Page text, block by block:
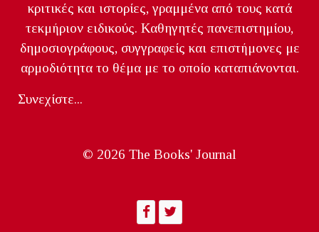
κριτικές και ιστορίες, γραμμένα από τους κατά
τεκμήριον ειδικούς. Καθηγητές πανεπιστημίου,
δημοσιογράφους, συγγραφείς και επιστήμονες με
αρμοδιότητα το θέμα με το οποίο καταπιάνονται.
Συνεχίστε...
© 2026 The Books' Journal